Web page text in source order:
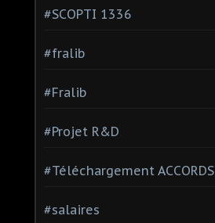
#SCOPTI 1336
#fralib
#Fralib
#Projet R&D
#Téléchargement ACCORDS
#salaires